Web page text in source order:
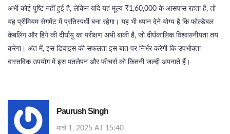
अभी कोई पुष्टि नहीं हुई है, लेकिन यदि यह मूल्य ₹1,60,000 के आसपास रहता है, तो
यह प्रीमियम सेगमेंट में प्रतिस्पर्धी बना रहेगा। यह भी ध्यान देने योग्य है कि फोल्डेबल
केबलिंग और हिंगे की दीर्घायु का परीक्षण अभी बाकी है, जो दीर्घकालिक विश्वसनीयता तय
करेगा। अंत में, इस डिवाइस की सफलता इस बात पर निर्भर करेगी कि उपभोक्ता
वास्तविक उपयोग में इस पतलेपन और फीचर्स को कितनी जल्दी अपनाते हैं।
Paurush Singh
मार्च 1, 2025 AT 15:40